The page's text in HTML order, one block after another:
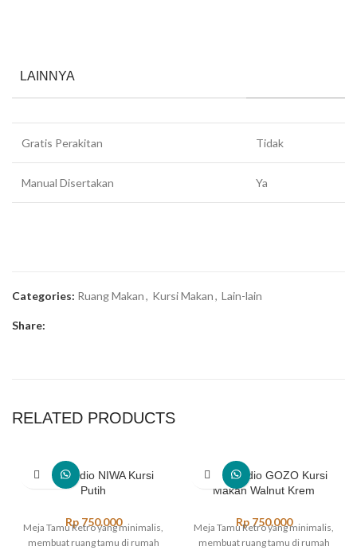
LAINNYA
Gratis Perakitan Tidak
Manual Disertakan Ya
Categories: Ruang Makan, Kursi Makan, Lain-lain
Share:
RELATED PRODUCTS
Heim Studio NIWA Kursi
Putih
Rp750.000
Meja Tamu Retro yang minimalis,
membuat ruang tamu di rumah
Heim Studio GOZO Kursi
Makan Walnut Krem
Rp750.000
Meja Tamu Retro yang minimalis,
membuat ruang tamu di rumah